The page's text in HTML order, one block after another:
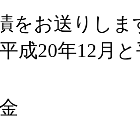
をお送りしま
年12月と